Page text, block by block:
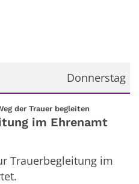
Donnerstag
der Trauer begleiten
im Ehrenamt
Trauerbegleitung im